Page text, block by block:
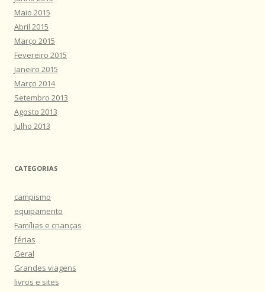
Maio 2015
Abril 2015
Março 2015
Fevereiro 2015
Janeiro 2015
Março 2014
Setembro 2013
Agosto 2013
Julho 2013
CATEGORIAS
campismo
equipamento
Famílias e crianças
férias
Geral
Grandes viagens
livros e sites